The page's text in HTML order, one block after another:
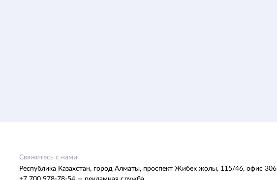
Свяжитесь с нами
Республика Казахстан, город Алматы, проспект Жибек жолы, 115/46, офис 306